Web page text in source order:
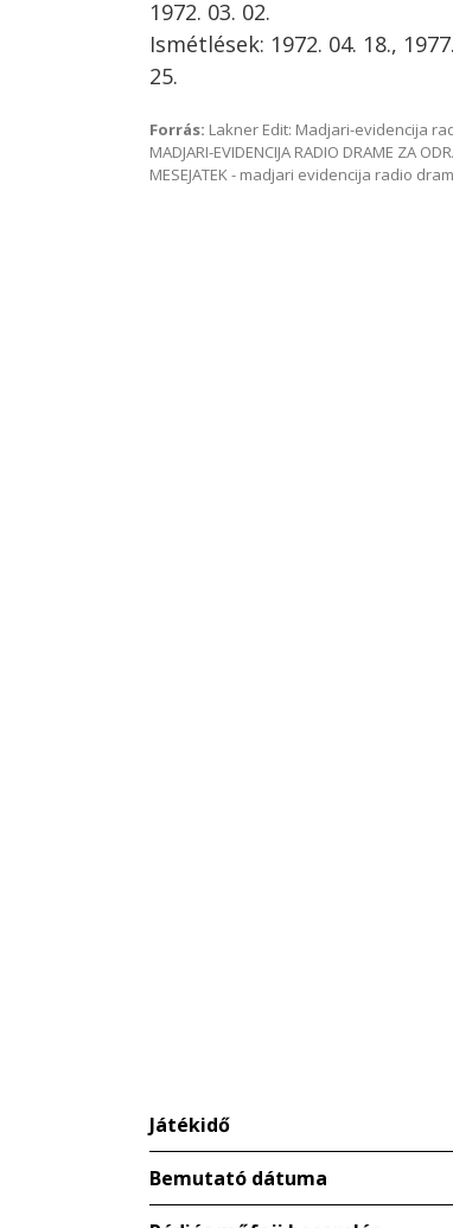
1972. 03. 02.
Ismétlések: 1972. 04. 18.,
25.
Forrás: Lakner Edit: Madjari-evidencija
MADJARI-EVIDENCIJA RADIO DRAME ZA
MESEJATEK - madjari evidencija radio
Játékidő
Bemutató dátuma